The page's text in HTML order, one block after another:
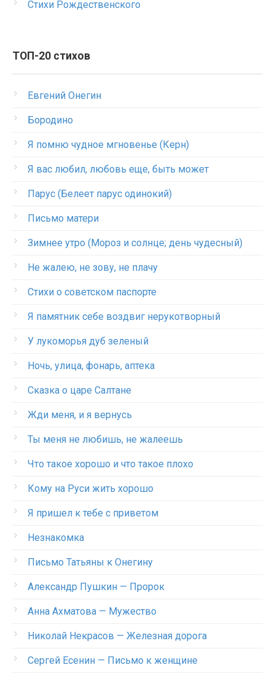
Стихи Рождественского
ТОП-20 стихов
Евгений Онегин
Бородино
Я помню чудное мгновенье (Керн)
Я вас любил, любовь еще, быть может
Парус (Белеет парус одинокий)
Письмо матери
Зимнее утро (Мороз и солнце; день чудесный)
Не жалею, не зову, не плачу
Стихи о советском паспорте
Я памятник себе воздвиг нерукотворный
У лукоморья дуб зеленый
Ночь, улица, фонарь, аптека
Сказка о царе Салтане
Жди меня, и я вернусь
Ты меня не любишь, не жалеешь
Что такое хорошо и что такое плохо
Кому на Руси жить хорошо
Я пришел к тебе с приветом
Незнакомка
Письмо Татьяны к Онегину
Александр Пушкин — Пророк
Анна Ахматова — Мужество
Николай Некрасов — Железная дорога
Сергей Есенин — Письмо к женщине